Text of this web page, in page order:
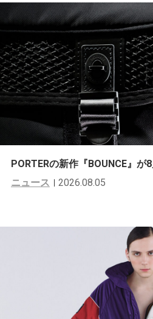
PORTERの新作『BOUNCE』が
ニュース
2026.08.05